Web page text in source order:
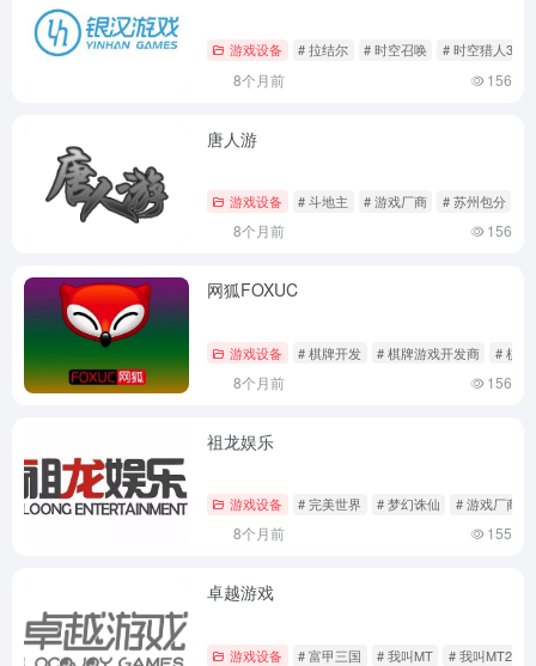
游戏设备 # 拉结尔 # 时空召唤 # 时空猎人3
8个月前 156
唐人游
游戏设备 # 斗地主 # 游戏厂商 # 苏州包分
8个月前 156
网狐FOXUC
游戏设备 # 棋牌开发 # 棋牌游戏开发商 # 棋牌
8个月前 156
祖龙娱乐
游戏设备 # 完美世界 # 梦幻诛仙 # 游戏厂商
8个月前 155
卓越游戏
游戏设备 # 富甲三国 # 我叫MT # 我叫MT2